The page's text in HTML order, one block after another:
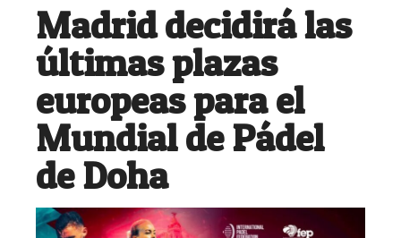
Madrid decidirá las
últimas plazas
europeas para el
Mundial de Pádel
de Doha